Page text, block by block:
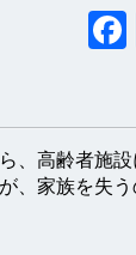
、高齢者施
、家族を失